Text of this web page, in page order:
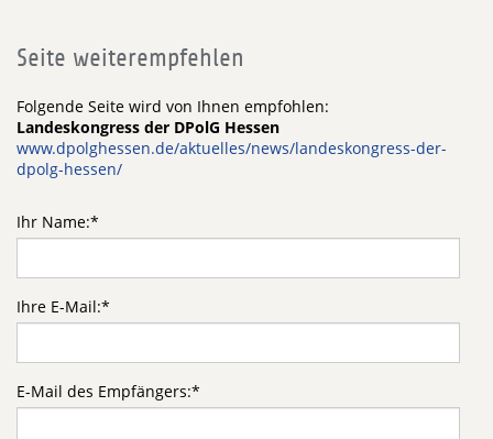
Seite weiterempfehlen
Folgende Seite wird von Ihnen empfohlen:
Landeskongress der DPolG Hessen
www.dpolghessen.de/aktuelles/news/landeskongress-der-
dpolg-hessen/
Ihr Name:*
Ihre E-Mail:*
E-Mail des Empfängers:*